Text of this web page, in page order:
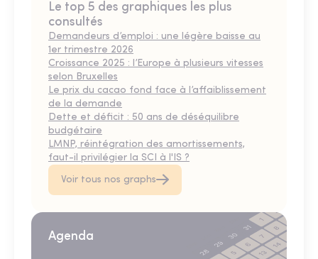
Le top 5 des graphiques les plus
consultés
Demandeurs d’emploi : une légère baisse au
1er trimestre 2026
Croissance 2025 : l’Europe à plusieurs vitesses
selon Bruxelles
Le prix du cacao fond face à l’affaiblissement
de la demande
Dette et déficit : 50 ans de déséquilibre
budgétaire
LMNP, réintégration des amortissements,
faut-il privilégier la SCI à l'IS ?
Voir tous nos graphs
Agenda